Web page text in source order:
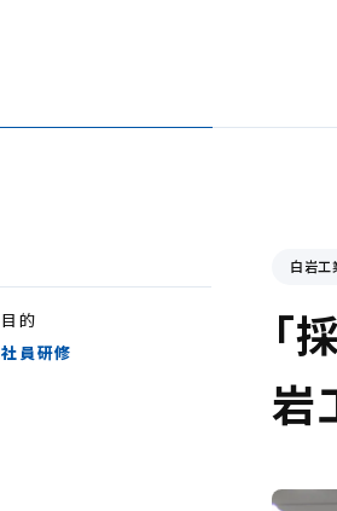
的
員研修
白岩工
「
岩